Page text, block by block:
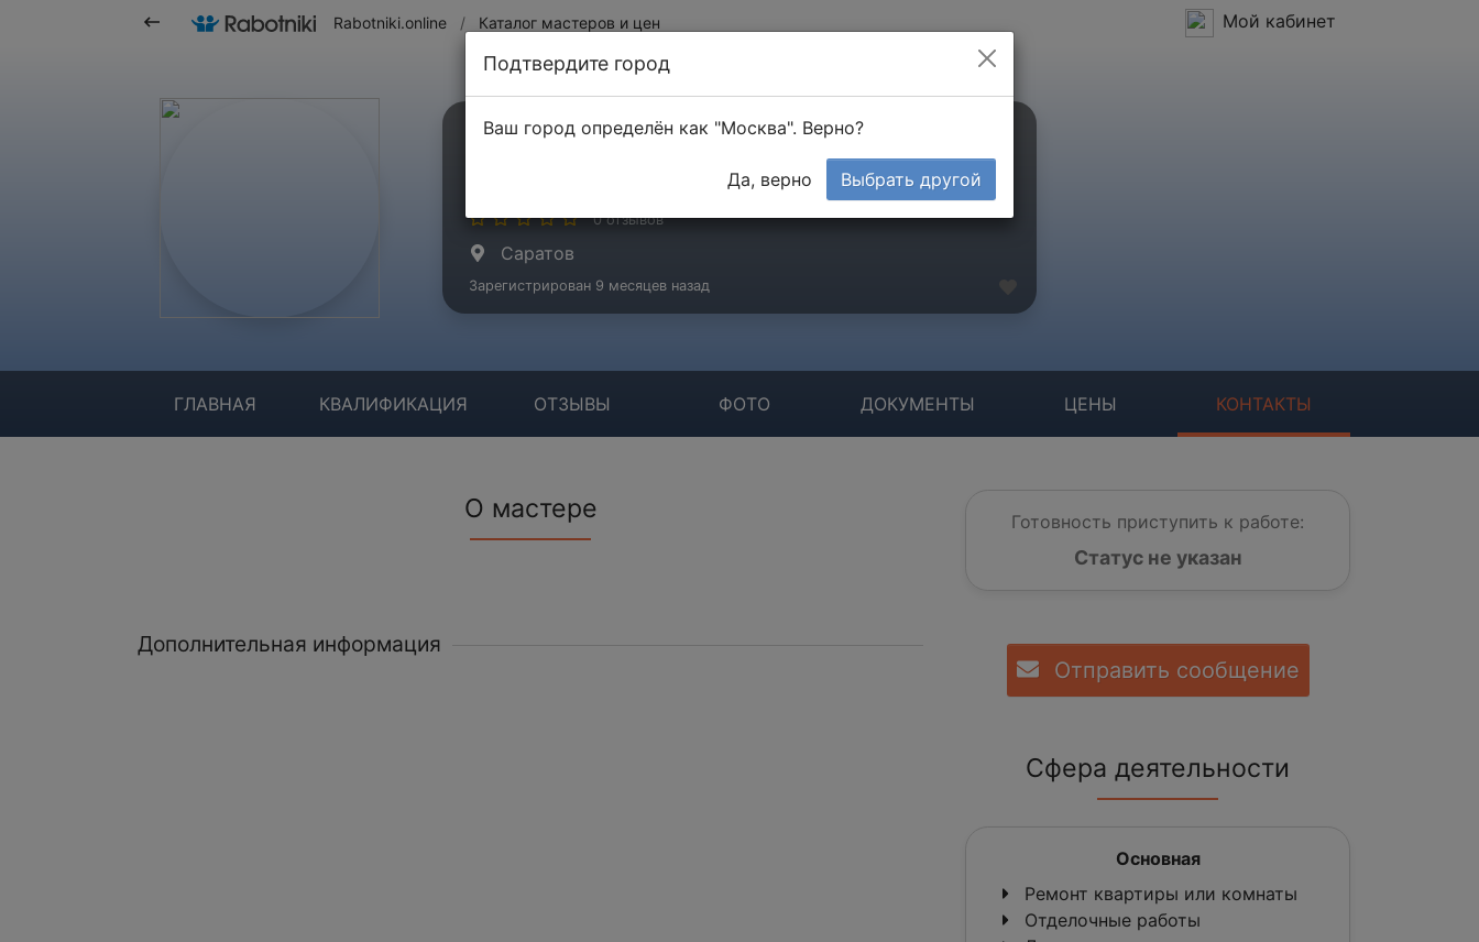
Rabotniki.online / Каталог мастеров и цен Мой кабинет
Владимирович Павел
0 отзывов
Саратов
Зарегистрирован 9 месяцев назад
ГЛАВНАЯ КВАЛИФИКАЦИЯ ОТЗЫВЫ ФОТО ДОКУМЕНТЫ ЦЕНЫ КОНТАКТЫ
О мастере
Дополнительная информация
Готовность приступить к работе:
Статус не указан
Отправить сообщение
Сфера деятельности
Основная
Ремонт квартиры или комнаты
Отделочные работы
Подтвердите город
Ваш город определён как "Москва". Верно?
Да, верно Выбрать другой